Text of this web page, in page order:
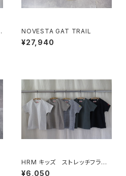
NOVESTA GAT TRAIL
¥27,940
HRM キッズ ストレッチフライ
スショートスリーブTシャツ
¥6,050